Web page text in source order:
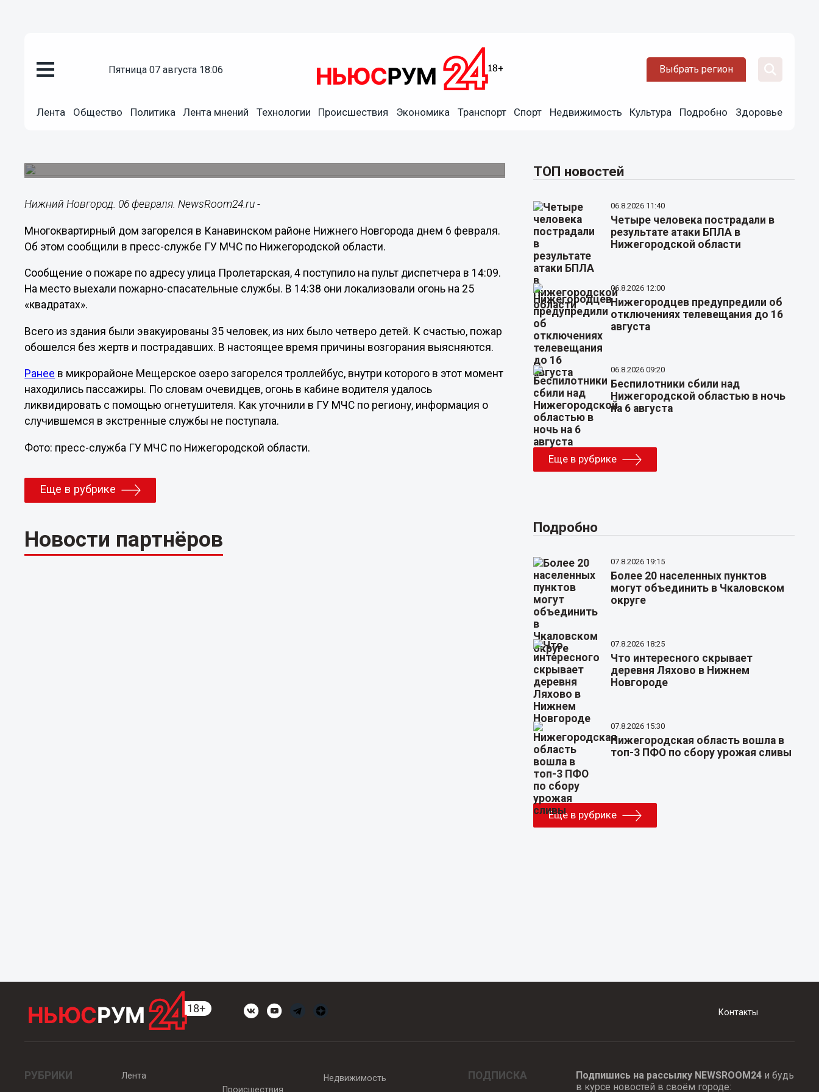
пятница 07 августа 18:06 Выбрать регион
Лента Общество Политика Лента мнений Технологии Происшествия Экономика Транспорт Спорт Недвижимость Культура Подробно Здоровье
35 человек эвакуировали при пожаре в многоэтажке на
Нижний Новгород. 06 февраля. NewsRoom24.ru -
Многоквартирный дом загорелся в Канавинском районе Нижнего Новгорода днем 6 февраля.
Об этом сообщили в пресс-службе ГУ МЧС по Нижегородской области.
Сообщение о пожаре по адресу улица Пролетарская, 4 поступило на пульт диспетчера в 14:09.
На место выехали пожарно-спасательные службы. В 14:38 они локализовали огонь на 25
«квадратах».
Всего из здания были эвакуированы 35 человек, из них было четверо детей. К счастью, пожар
обошелся без жертв и пострадавших. В настоящее время причины возгорания выясняются.
Ранее в микрорайоне Мещерское озеро загорелся троллейбус, внутри которого в этот момент
находились пассажиры. По словам очевидцев, огонь в кабине водителя удалось
ликвидировать с помощью огнетушителя. Как уточнили в ГУ МЧС по региону, информация о
случившемся в экстренные службы не поступала.
Фото: пресс-служба ГУ МЧС по Нижегородской области.
Еще в рубрике
Новости партнёров
ТОП новостей
06.8.2026 11:40
Четыре человека пострадали в
результате атаки БПЛА в
Нижегородской области
06.8.2026 12:00
Нижегородцев предупредили об
отключениях телевещания до 16
августа
06.8.2026 09:20
Беспилотники сбили над
Нижегородской областью в ночь
на 6 августа
Еще в рубрике
Подробно
07.8.2026 19:15
Более 20 населенных пунктов
могут объединить в Чкаловском
округе
07.8.2026 18:25
Что интересного скрывает
деревня Ляхово в Нижнем
Новгороде
07.8.2026 15:30
Нижегородская область вошла в
топ-3 ПФО по сбору урожая сливы
Еще в рубрике
Контакты
РУБРИКИ
Лента
Происшествия
Недвижимость ПОДПИСКА Подпишись на рассылку NEWSROOM24и будь
в курсе новостей в своём городе: